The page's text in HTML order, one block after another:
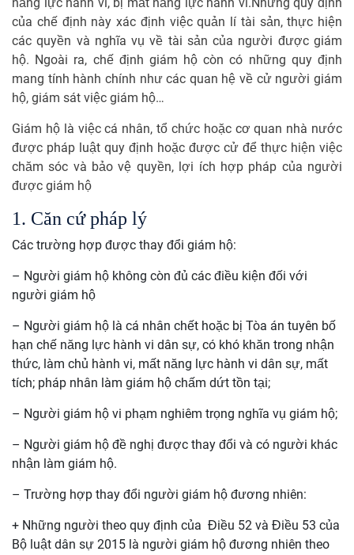
của chế định này xác định việc quản lí tài sản, thực hiện
các quyền và nghĩa vụ về tài sản của người được giám
hộ. Ngoài ra, chế định giám hộ còn có những quy định
mang tính hành chính như các quan hệ về cử người giám
hộ, giám sát việc giám hộ…
Giám hộ là việc cá nhân, tổ chức hoặc cơ quan nhà nước
được pháp luật quy định hoặc được cử để thực hiện việc
chăm sóc và bảo vệ quyền, lợi ích hợp pháp của người
được giám hộ
1. Căn cứ pháp lý
Các trường hợp được thay đổi giám hộ:
– Người giám hộ không còn đủ các điều kiện đối với
người giám hộ
– Người giám hộ là cá nhân chết hoặc bị Tòa án tuyên bố
hạn chế năng lực hành vi dân sự, có khó khăn trong nhận
thức, làm chủ hành vi, mất năng lực hành vi dân sự, mất
tích; pháp nhân làm giám hộ chấm dứt tồn tại;
– Người giám hộ vi phạm nghiêm trọng nghĩa vụ giám hộ;
– Người giám hộ đề nghị được thay đổi và có người khác
nhận làm giám hộ.
– Trường hợp thay đổi người giám hộ đương nhiên:
+ Những người theo quy định của Điều 52 và Điều 53 của
Bộ luật dân sự 2015 là người giám hộ đương nhiên theo